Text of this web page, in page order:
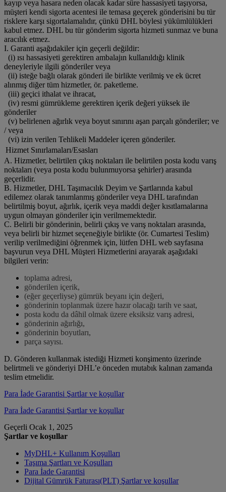
kayıp veya hasara neden olacak kadar süre hassasiyeti taşıyorsa,
müşteri kendi sigorta acentesi ile temasa geçerek gönderisini bu tür
risklere karşı sigortalamalıdır, çünkü DHL böylesi yükümlülükleri
kabul etmez. DHL bu tür gönderim sigorta hizmeti sunmaz ve buna
aracılık etmez.
I. Garanti aşağıdakiler için geçerli değildir:
(i) ısı hassasiyeti gerektiren ambalajın kullanıldığı klinik
deneyleriyle ilgili gönderiler veya
(ii) isteğe bağlı olarak gönderi ile birlikte verilmiş ve ek ücret
alınmış diğer tüm hizmetler, ör. paketleme.
(iii) geçici ithalat ve ihracat,
(iv) resmi gümrükleme gerektiren içerik değeri yüksek ile
gönderiler
(v) belirlenen ağırlık veya boyut sınırını aşan parçalı gönderiler; ve
/ veya
(vi) izin verilen Tehlikeli Maddeler içeren gönderiler.
Hizmet Sınırlamaları/Esasları
A. Hizmetler, belirtilen çıkış noktaları ile belirtilen posta kodu varış
noktaları (veya posta kodu bulunmuyorsa şehirler) arasında
geçerlidir.
B. Hizmetler, DHL Taşımacılık Deyim ve Şartlarında kabul
edilemez olarak tanımlanmış gönderiler veya DHL tarafından
belirtilmiş boyut, ağırlık, içerik veya maddi değer kısıtlamalarına
uygun olmayan gönderiler için verilmemektedir.
C. Belirli bir gönderinin, belirli çıkış ve varış noktaları arasında,
veya belirli bir hizmet seçeneğiyle birlikte (ör. Cumartesi Teslim)
verilip verilmediğini öğrenmek için, lütfen DHL web sayfasına
başvurun veya DHL Müşteri Hizmetlerini arayarak aşağıdaki
bilgileri verin:
toplama adresi,
gönderilen içerik,
(eğer geçerliyse) gümrük beyanı için değeri,
gönderinin toplanmak üzere hazır olacağı tarih ve saat,
posta kodu da dâhil olmak üzere eksiksiz varış adresi,
gönderinin ağırlığı,
gönderinin boyutları,
parça sayısı.
D. Gönderen kullanmak istediği Hizmeti konşimento üzerinde
belirtmeli ve gönderiyi DHL’e önceden mutabık kalınan zamanda
teslim etmelidir.
Para İade Garantisi Şartlar ve koşullar
Para İade Garantisi Şartlar ve koşullar
Geçerli Ocak 1, 2025
Şartlar ve koşullar
MyDHL+ Kullanım Koşulları
Taşıma Şartları ve Koşulları
Para İade Garantisi
Dijital Gümrük Faturası(PLT) Şartlar ve koşullar